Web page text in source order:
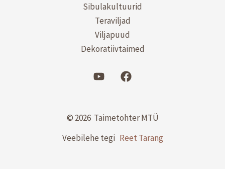
Sibulakultuurid
Teraviljad
Viljapuud
Dekoratiivtaimed
© 2026 Taimetohter MTÜ
Veebilehe tegi Reet Tarang